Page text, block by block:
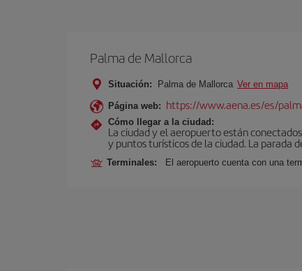
Palma de Mallorca
Situación: Palma de Mallorca Ver en mapa
Página web: https://www.aena.es/es/
Cómo llegar a la ciudad:
La ciudad y el aeropuerto están
y puntos turísticos de la ciudad. La parada
Terminales: El aeropuerto cuenta con una